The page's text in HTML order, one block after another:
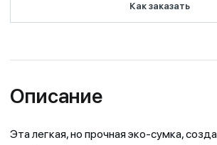
Как заказать
Описание
Эта легкая, но прочная эко-сумка,